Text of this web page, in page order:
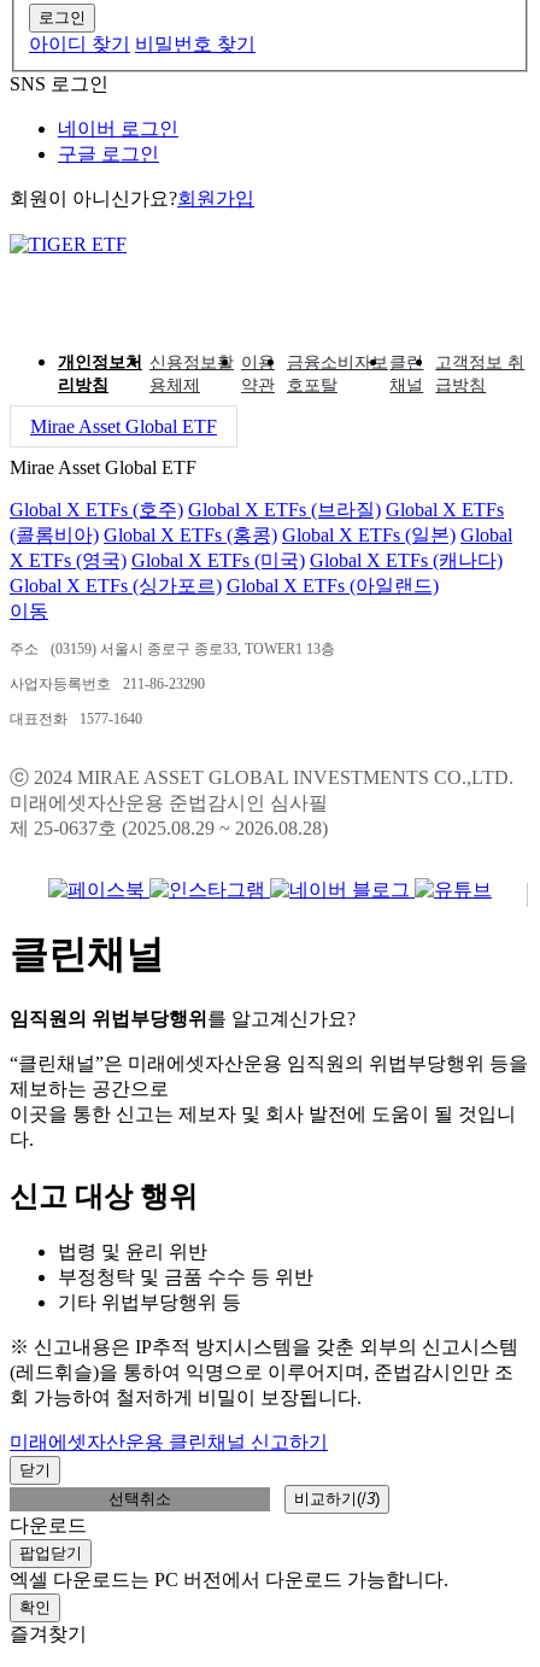
로그인
아이디 찾기
비밀번호 찾기
SNS 로그인
네이버 로그인
구글 로그인
회원이 아니신가요?회원가입
개인정보처
리방침
신용정보활
용체제
이용
약관
금융소비자보
호포탈
클린
채널
고객정보 취
급방침
Mirae Asset Global ETF
Mirae Asset Global ETF
Global X ETFs (호주) Global X ETFs (브라질) Global X ETFs
(콜롬비아) Global X ETFs (홍콩) Global X ETFs (일본) Global
X ETFs (영국) Global X ETFs (미국) Global X ETFs (캐나다)
Global X ETFs (싱가포르) Global X ETFs (아일랜드)
이동
주소 (03159) 서울시 종로구 종로33, TOWER1 13층
사업자등록번호 211-86-23290
대표전화 1577-1640
ⓒ 2024 MIRAE ASSET GLOBAL INVESTMENTS CO.,LTD.
미래에셋자산운용 준법감시인 심사필
제 25-0637호 (2025.08.29 ~ 2026.08.28)
클린채널
임직원의 위법부당행위 를 알고계신가요?
“클린채널”은 미래에셋자산운용 임직원의 위법부당행위 등을
제보하는 공간으로
이곳을 통한 신고는 제보자 및 회사 발전에 도움이 될 것입니
다.
신고 대상 행위
법령 및 윤리 위반
부정청탁 및 금품 수수 등 위반
기타 위법부당행위 등
※ 신고내용은 IP추적 방지시스템을 갖춘 외부의 신고시스템
(레드휘슬)을 통하여 익명으로 이루어지며, 준법감시인만 조
회 가능하여 철저하게 비밀이 보장됩니다.
미래에셋자산운용 클린채널 신고하기
닫기
선택취소
비교하기(/3)
다운로드
팝업닫기
엑셀 다운로드는 PC 버전에서 다운로드 가능합니다.
확인
즐겨찾기